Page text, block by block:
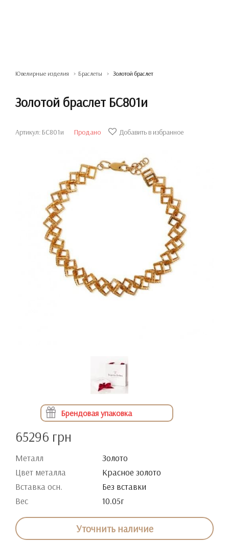
Ювелирные изделия Браслеты Золотой браслет
Золотой браслет БС801и
Артикул: БС801и Продано Добавить в избранное
Брендовая упаковка
65296 грн
Металл
Золото
Цвет металла
Красное золото
Вставка осн.
Без вставки
Вес
10.05г
Уточнить наличие